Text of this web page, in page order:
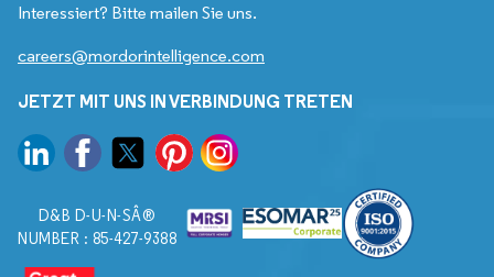
Interessiert? Bitte mailen Sie uns.
careers@mordorintelligence.com
JETZT MIT UNS IN VERBINDUNG TRETEN
D&B D-U-N-SÂ®
NUMBER : 85-427-9388